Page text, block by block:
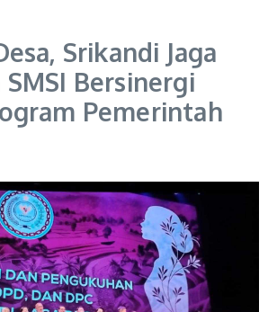
Srikandi Jaga
SMSI Bersinergi
Pemerintah